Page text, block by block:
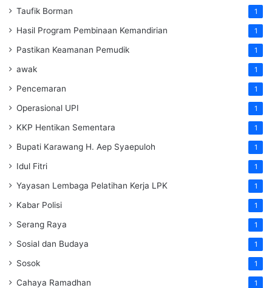
Taufik Borman 1
Hasil Program Pembinaan Kemandirian 1
Pastikan Keamanan Pemudik 1
awak 1
Pencemaran 1
Operasional UPI 1
KKP Hentikan Sementara 1
Bupati Karawang H. Aep Syaepuloh 1
Idul Fitri 1
Yayasan Lembaga Pelatihan Kerja LPK 1
Kabar Polisi 1
Serang Raya 1
Sosial dan Budaya 1
Sosok 1
Cahaya Ramadhan 1